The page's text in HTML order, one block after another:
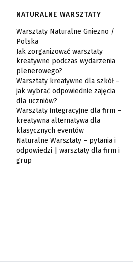
NATURALNE WARSZTATY
Warsztaty Naturalne Gniezno /
Polska
Jak zorganizować warsztaty
kreatywne podczas wydarzenia
plenerowego?
Warsztaty kreatywne dla szkół –
jak wybrać odpowiednie zajęcia
dla uczniów?
Warsztaty integracyjne dla firm –
kreatywna alternatywa dla
klasycznych eventów
Naturalne Warsztaty – pytania i
odpowiedzi | warsztaty dla firm i
grup